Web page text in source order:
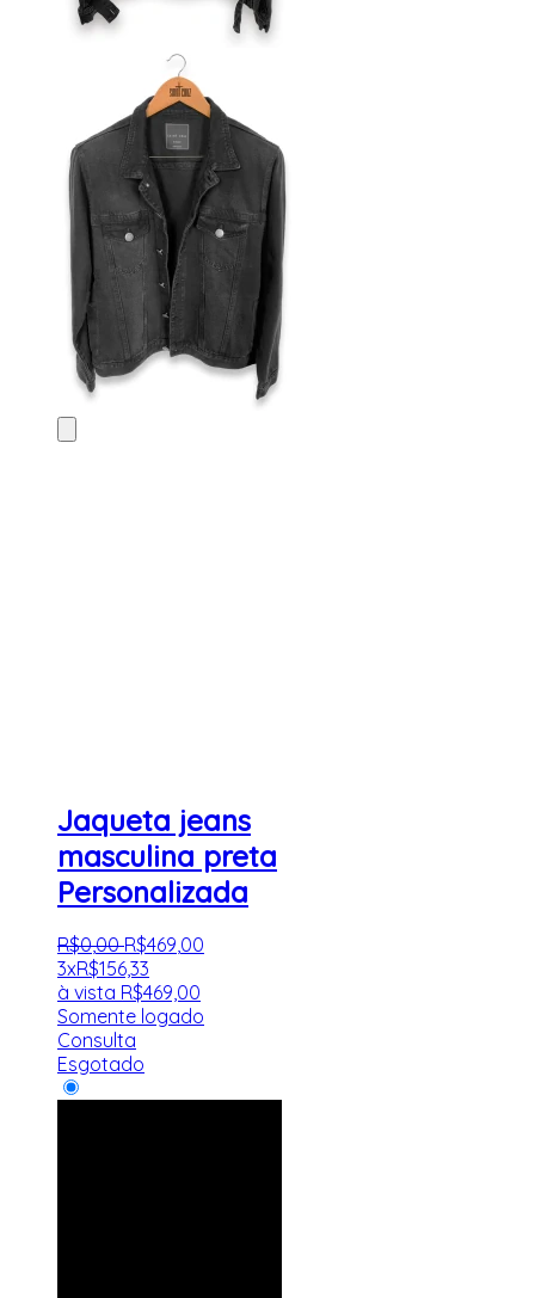
Jaqueta jeans
masculina preta
Personalizada
R$0,00 R$469,00
3xR$156,33
à vista R$469,00
Somente logado
Consulta
Esgotado